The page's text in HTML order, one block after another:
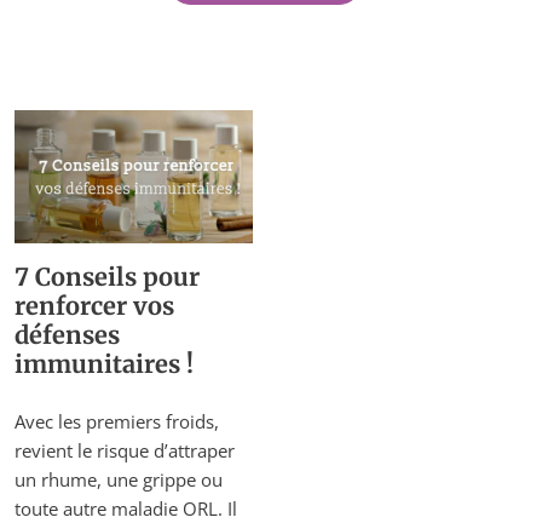
7 Conseils pour
renforcer vos
défenses
immunitaires !
Avec les premiers froids,
revient le risque d’attraper
un rhume, une grippe ou
toute autre maladie ORL. Il